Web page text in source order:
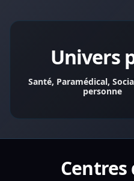
Univers
Santé, Paramédical,
personne